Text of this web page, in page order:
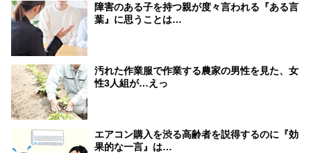
障害のある子を持つ親が度々言われる『ある言
葉』に思うことは…
汚れた作業服で作業する農家の男性を見た、女
性3人組が…えっ
エアコン購入を渋る高齢者を説得するのに『効
果的な一言』は…